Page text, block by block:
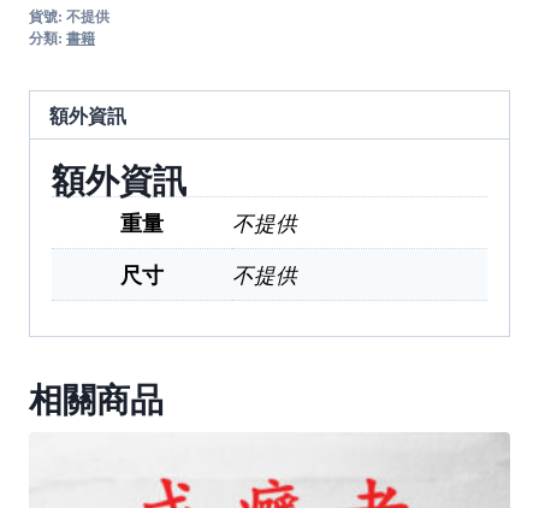
健
康
數
量
貨號: 不提供
分類: 書籍
額外資訊
額外資訊
重量 不提供
尺寸 不提供
相關商品